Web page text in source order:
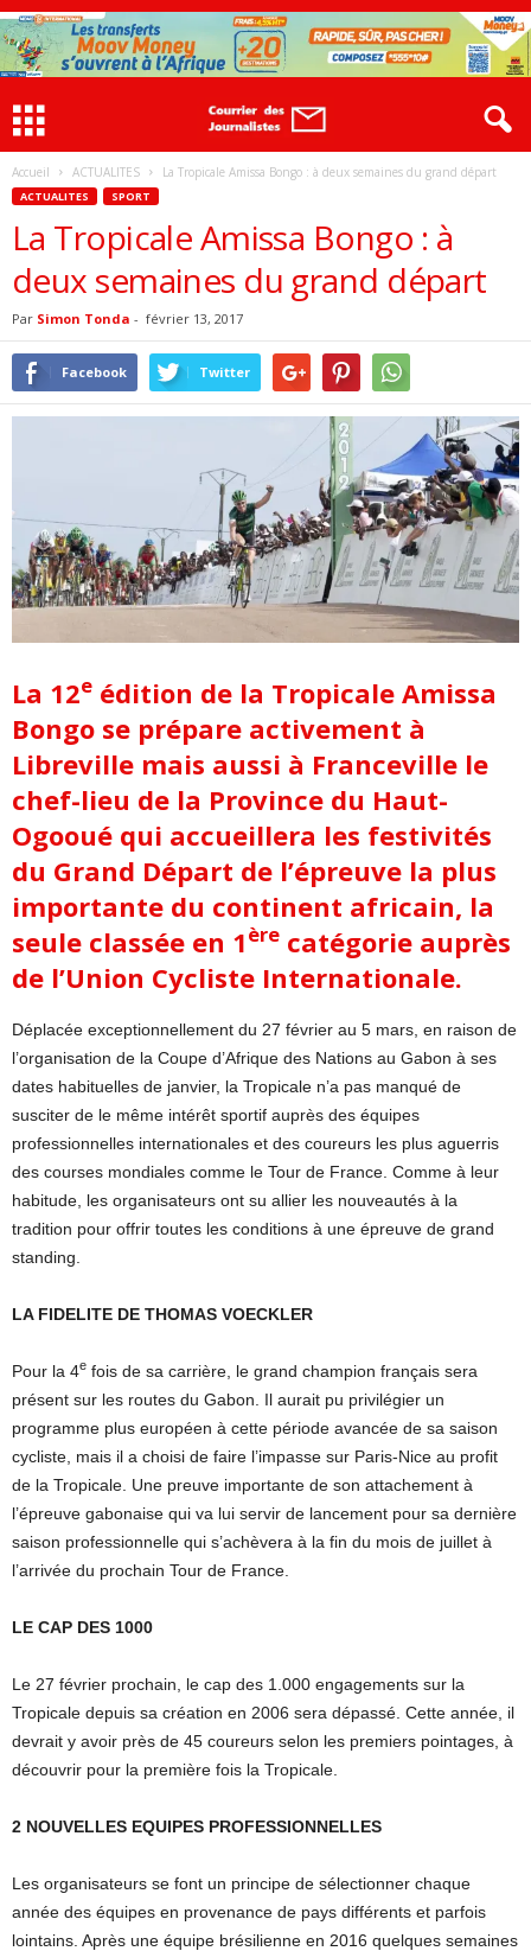
Accueil ACTUALITES La Tropicale Amissa Bongo : à deux semaines du grand départ
ACTUALITES SPORT
La Tropicale Amissa Bongo : à
deux semaines du grand départ
Par Simon Tonda - février 13, 2017
Facebook Twitter
La 12e édition de la Tropicale Amissa
Bongo se prépare activement à
Libreville mais aussi à Franceville le
chef-lieu de la Province du Haut-
Ogooué qui accueillera les festivités
du Grand Départ de l’épreuve la plus
importante du continent africain, la
seule classée en 1ère catégorie auprès
de l’Union Cycliste Internationale.
Déplacée exceptionnellement du 27 février au 5 mars, en raison de
l’organisation de la Coupe d’Afrique des Nations au Gabon à ses
dates habituelles de janvier, la Tropicale n’a pas manqué de
susciter de le même intérêt sportif auprès des équipes
professionnelles internationales et des coureurs les plus aguerris
des courses mondiales comme le Tour de France. Comme à leur
habitude, les organisateurs ont su allier les nouveautés à la
tradition pour offrir toutes les conditions à une épreuve de grand
standing.
LA FIDELITE DE THOMAS VOECKLER
Pour la 4e fois de sa carrière, le grand champion français sera
présent sur les routes du Gabon. Il aurait pu privilégier un
programme plus européen à cette période avancée de sa saison
cycliste, mais il a choisi de faire l’impasse sur Paris-Nice au profit
de la Tropicale. Une preuve importante de son attachement à
l’épreuve gabonaise qui va lui servir de lancement pour sa dernière
saison professionnelle qui s’achèvera à la fin du mois de juillet à
l’arrivée du prochain Tour de France.
LE CAP DES 1000
Le 27 février prochain, le cap des 1.000 engagements sur la
Tropicale depuis sa création en 2006 sera dépassé. Cette année, il
devrait y avoir près de 45 coureurs selon les premiers pointages, à
découvrir pour la première fois la Tropicale.
2 NOUVELLES EQUIPES PROFESSIONNELLES
Les organisateurs se font un principe de sélectionner chaque
année des équipes en provenance de pays différents et parfois
lointains. Après une équipe brésilienne en 2016 quelques semaines